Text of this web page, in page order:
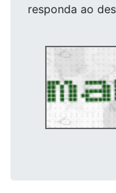
responda ao